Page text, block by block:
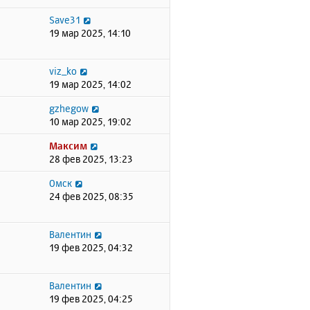
Save31
19 мар 2025, 14:10
viz_ko
19 мар 2025, 14:02
gzhegow
10 мар 2025, 19:02
Максим
28 фев 2025, 13:23
Омск
24 фев 2025, 08:35
Валентин
19 фев 2025, 04:32
Валентин
19 фев 2025, 04:25